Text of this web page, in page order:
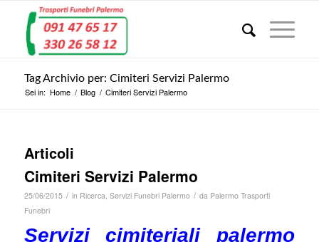
Tag Archivio per: Cimiteri Servizi Palermo
Sei in: Home / Blog / Cimiteri Servizi Palermo
Articoli
Cimiteri Servizi Palermo
25/06/2015 / in Ricerca, Servizi Funebri Palermo / da Palermo Trasporti
Funebri
Servizi cimiteriali palermo